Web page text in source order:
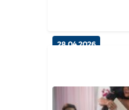
28.04.2026
Cidadania
celebra 25 anos